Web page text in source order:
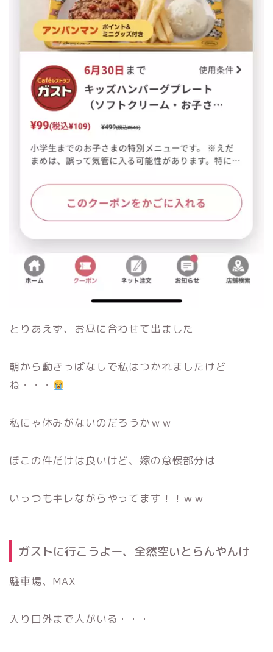
とりあえず、お昼に合わせて出ました
朝から動きっぱなしで私はつかれましたけど
ね・・・
私にゃ休みがないのだろうかｗｗ
ぽこの件だけは良いけど、嫁の怠慢部分は
いっつもキレながらやってます！！ｗｗ
ガストに行こうよー、全然空いとらんやんけ
駐車場、MAX
入り口外まで人がいる・・・